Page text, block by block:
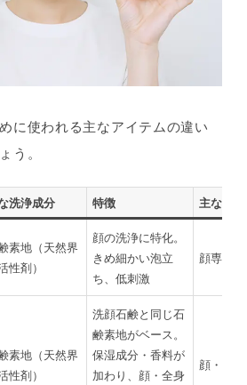
に使われる主なアイテムの違い
う。
洗浄成分 特徴 主な用途
素地（天然界
性剤）
顔の洗浄に特化。
きめ細かい泡立
ち、低刺激
顔専用
素地（天然界
性剤）
洗顔石鹸と同じ石
鹸素地がベース。
保湿成分・香料が
加わり、顔・全身
顔・全身